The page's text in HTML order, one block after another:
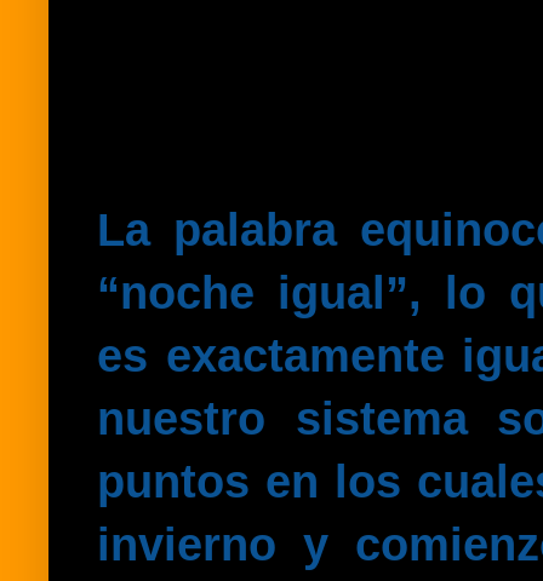
La palabra
“noche igual”, lo
es exactamente
nuestro sistema
puntos en los
invierno y